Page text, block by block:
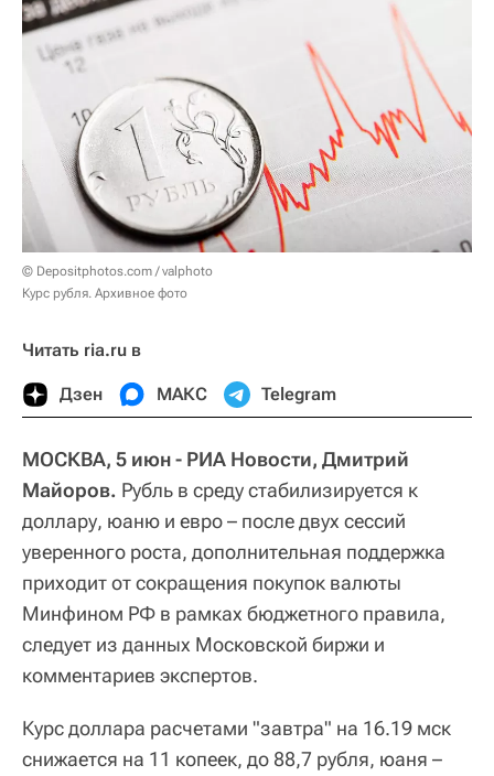
© Depositphotos.com / valphoto
Курс рубля. Архивное фото
Читать ria.ru в
Дзен МАКС Telegram
МОСКВА, 5 июн - РИА Новости, Дмитрий
Майоров. Рубль в среду стабилизируется к
доллару, юаню и евро – после двух сессий
уверенного роста, дополнительная поддержка
приходит от сокращения покупок валюты
Минфином РФ в рамках бюджетного правила,
следует из данных Московской биржи и
комментариев экспертов.
Курс доллара расчетами "завтра" на 16.19 мск
снижается на 11 копеек, до 88,7 рубля, юаня –